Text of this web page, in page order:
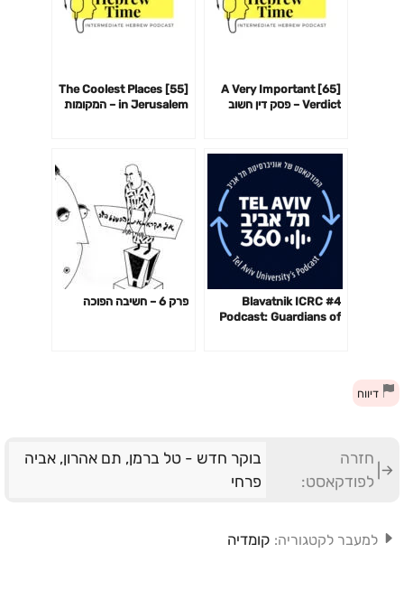
[65] A Very Important
Verdict – פסק דין חשוב
[55] The Coolest Places
in Jerusalem – המקומות
#4 Blavatnik ICRC
Podcast: Guardians of
פרק 6 – חשיבה הפוכה
דיווח
חזרה
לפודקאסט:
בוקר חדש - טל ברמן, תם אהרון, אביה
פרחי
למעבר לקטגוריה: קומדיה